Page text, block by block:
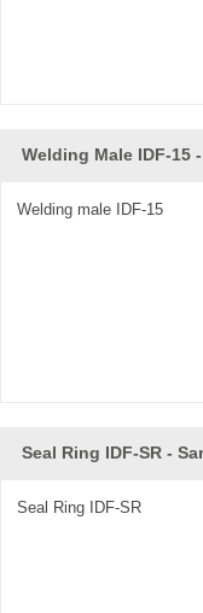
Welding Male IDF-15
Welding male IDF-15
Seal Ring IDF-SR -
Seal Ring IDF-SR